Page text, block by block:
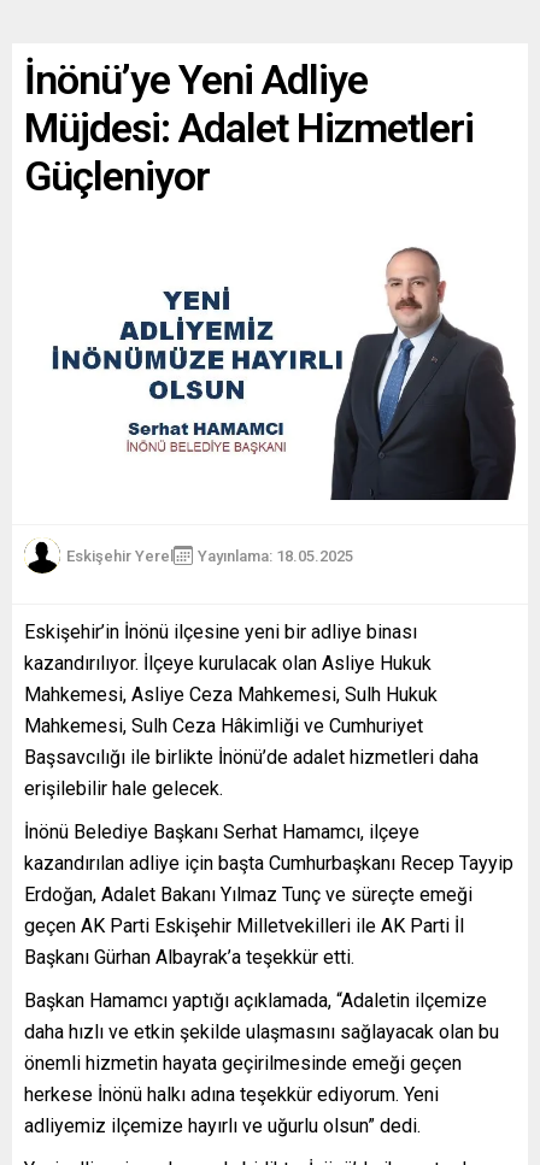
İnönü’ye Yeni Adliye
Müjdesi: Adalet Hizmetleri
Güçleniyor
Eskişehir Yerel Yayınlama: 18.05.2025
Eskişehir’in İnönü ilçesine yeni bir adliye binası
kazandırılıyor. İlçeye kurulacak olan Asliye Hukuk
Mahkemesi, Asliye Ceza Mahkemesi, Sulh Hukuk
Mahkemesi, Sulh Ceza Hâkimliği ve Cumhuriyet
Başsavcılığı ile birlikte İnönü’de adalet hizmetleri daha
erişilebilir hale gelecek.
İnönü Belediye Başkanı Serhat Hamamcı, ilçeye
kazandırılan adliye için başta Cumhurbaşkanı Recep Tayyip
Erdoğan, Adalet Bakanı Yılmaz Tunç ve süreçte emeği
geçen AK Parti Eskişehir Milletvekilleri ile AK Parti İl
Başkanı Gürhan Albayrak’a teşekkür etti.
Başkan Hamamcı yaptığı açıklamada, “Adaletin ilçemize
daha hızlı ve etkin şekilde ulaşmasını sağlayacak olan bu
önemli hizmetin hayata geçirilmesinde emeği geçen
herkese İnönü halkı adına teşekkür ediyorum. Yeni
adliyemiz ilçemize hayırlı ve uğurlu olsun” dedi.